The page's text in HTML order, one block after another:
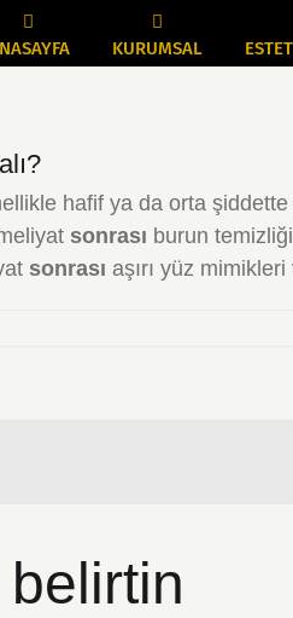
KURUMSAL
hafif ya da orta şiddette
sonrası burun
sonrası aşırı yüz mimikleri